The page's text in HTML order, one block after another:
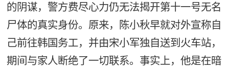
的阴谋，警方费尽心力仍无法揭开第十一号无名
尸体的真实身份。原来，陈小秋早就对外宣称自
己前往韩国务工，并由宋小军独自送到火车站，
期间与家人断绝了一切联系。事实上，他是在暗